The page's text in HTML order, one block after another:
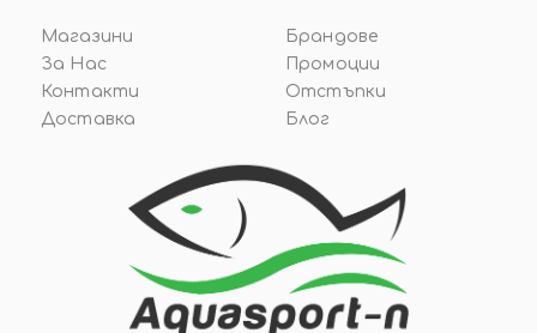
Магазини
За Нас
Контакти
Доставка
Брандове
Промоции
Отстъпки
Блог